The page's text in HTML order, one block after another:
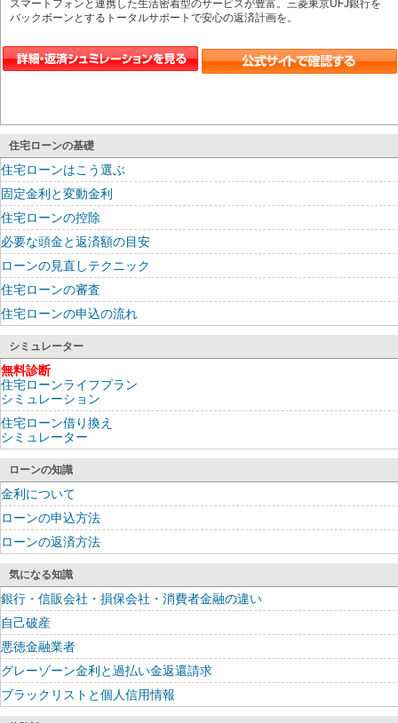
スマートフォンと連携した生活密着型のサービスが豊富。三菱東京UFJ銀行を
バックボーンとするトータルサポートで安心の返済計画を。
住宅ローンの基礎
住宅ローンはこう選ぶ
固定金利と変動金利
住宅ローンの控除
必要な頭金と返済額の目安
ローンの見直しテクニック
住宅ローンの審査
住宅ローンの申込の流れ
シミュレーター
無料診断
住宅ローンライフプラン
シミュレーション
住宅ローン借り換え
シミュレーター
ローンの知識
金利について
ローンの申込方法
ローンの返済方法
気になる知識
銀行・信販会社・損保会社・消費者金融の違い
自己破産
悪徳金融業者
グレーゾーン金利と過払い金返還請求
ブラックリストと個人信用情報